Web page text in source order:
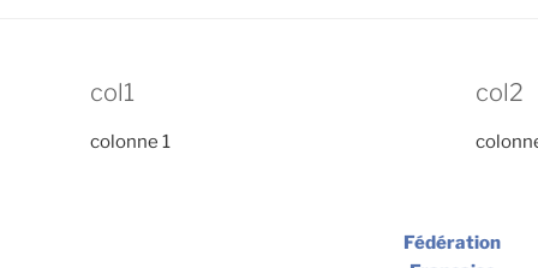
col1
colonne 1
col2
Fédération